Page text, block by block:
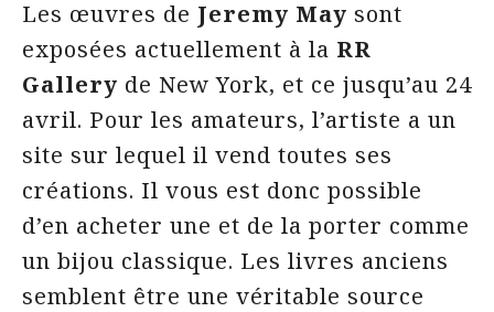
Les œuvres de Jeremy May sont
exposées actuellement à la RR
Gallery de New York, et ce jusqu’au 24
avril. Pour les amateurs, l’artiste a un
site sur lequel il vend toutes ses
créations. Il vous est donc possible
d’en acheter une et de la porter comme
un bijou classique. Les livres anciens
semblent être une véritable source